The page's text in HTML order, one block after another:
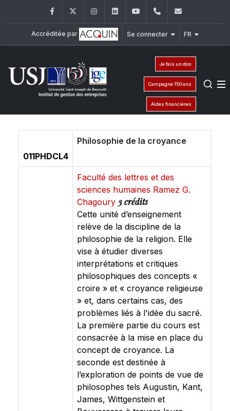
FacebookTwitter InstagramLinkedInYouTube+961 (1) 421
Accréditée par Se connecter FR
Je fais un don
Campagne 150 ans
Aides financières
011PHDCL4
Philosophie de la croyance
Faculté des lettres et des
sciences humaines Ramez G.
Chagoury 3 crédits
Cette unité d’enseignement
relève de la discipline de la
philosophie de la religion. Elle
vise à étudier diverses
interprétations et critiques
philosophiques des concepts «
croire » et « croyance religieuse
» et, dans certains cas, des
problèmes liés à l'idée du sacré.
La première partie du cours est
consacrée à la mise en place du
concept de croyance. La
seconde est destinée à
l’exploration de points de vue de
philosophes tels Augustin, Kant,
James, Wittgenstein et